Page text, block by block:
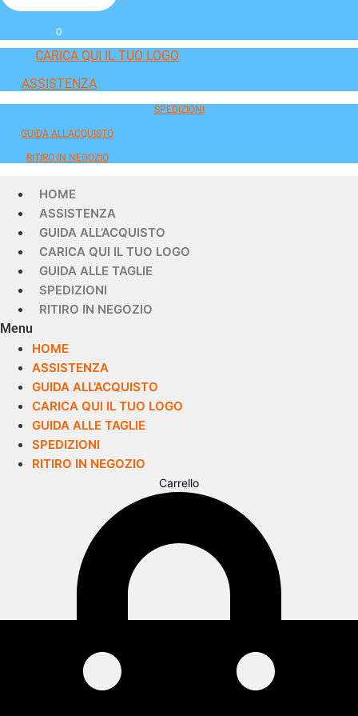
0
CARICA QUI IL TUO LOGO
ASSISTENZA
SPEDIZIONI
GUIDA ALL'ACQUISTO
RITIRO IN NEGOZIO
HOME
ASSISTENZA
GUIDA ALL’ACQUISTO
CARICA QUI IL TUO LOGO
GUIDA ALLE TAGLIE
SPEDIZIONI
RITIRO IN NEGOZIO
Menu
HOME
ASSISTENZA
GUIDA ALL’ACQUISTO
CARICA QUI IL TUO LOGO
GUIDA ALLE TAGLIE
SPEDIZIONI
RITIRO IN NEGOZIO
Carrello